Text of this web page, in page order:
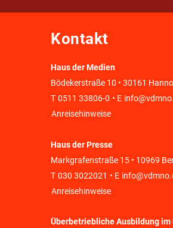
Kontakt
Haus der Medien
Bödekerstraße 10 • 30161
T 0511 33806-0 • E
Anreisehinweise
Haus der Presse
Markgrafenstraße 15 • 10969
T 030 3022021 • E
Anreisehinweise
Überbetriebliche Ausbildung im